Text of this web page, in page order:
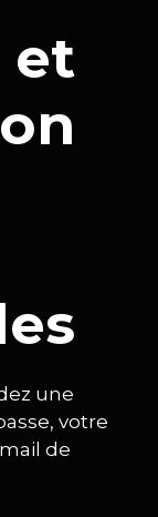
et
une
votre
de